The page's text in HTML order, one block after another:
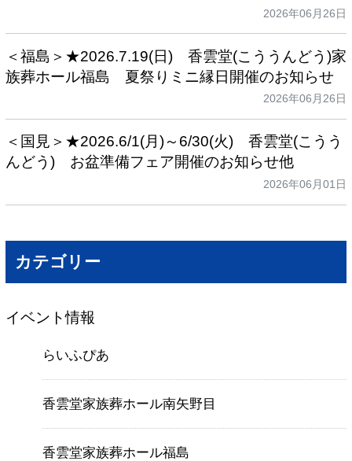
2026年06月26日
＜福島＞★2026.7.19(日) 香雲堂(こううんどう)家
族葬ホール福島 夏祭りミニ縁日開催のお知らせ
2026年06月26日
＜国見＞★2026.6/1(月)～6/30(火) 香雲堂(こうう
んどう) お盆準備フェア開催のお知らせ他
2026年06月01日
カテゴリー
イベント情報
らいふぴあ
香雲堂家族葬ホール南矢野目
香雲堂家族葬ホール福島